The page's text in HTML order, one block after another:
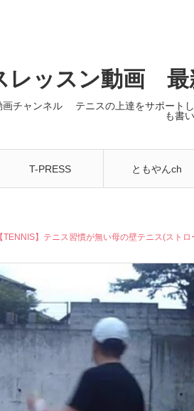
レッスン動画 最
画チャンネル テニスの上達をサポー
も書
T-PRESS ともやんch
】テニス習慣が無い母の壁テニス(スト